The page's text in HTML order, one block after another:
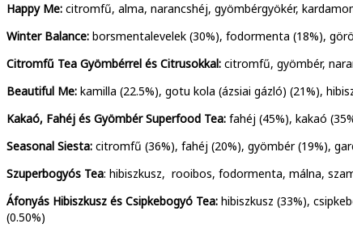
Happy Me: citromfű, alma, narancshéj, gyömbérgyökér,
Winter Balance: borsmentalevelek (30%), fodormenta (18%),
Citromfű Tea Gyömbérrel és Citrusokkal: citromfű, gyömbér,
Beautiful Me: kamilla (22.5%), gotu kola (ázsiai gázló) (21%),
Kakaó, Fahéj és Gyömbér Superfood Tea: fahéj (45%), kakaó
Seasonal Siesta: citromfű (36%), fahéj (20%), gyömbér (19%),
Szuperbogyós Tea: hibiszkusz, rooibos, fodormenta, málna,
Áfonyás Hibiszkusz és Csipkebogyó Tea: hibiszkusz (33%),
(0.50%)